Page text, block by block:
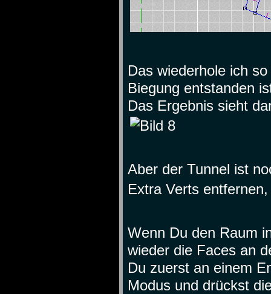
Das wiederhole ich
Biegung entstanden
Das Ergebnis sieht
Aber der Tunnel ist
Extra Verts
Wenn Du den Raum
wieder die Faces an
Du zuerst an einem
Modus und drückst